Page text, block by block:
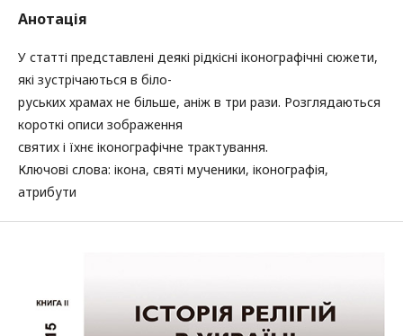
Анотація
У статті представлені деякі рідкісні іконографічні сюжети,
які зустрічаються в біло-
руських храмах не більше, аніж в три рази. Розглядаються
короткі описи зображення
святих і їхнє іконографічне трактування.
Ключові слова: ікона, святі мученики, іконографія,
атрибути